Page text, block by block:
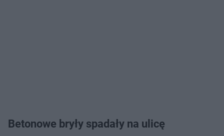
Betonowe bryły spadały na ulicę